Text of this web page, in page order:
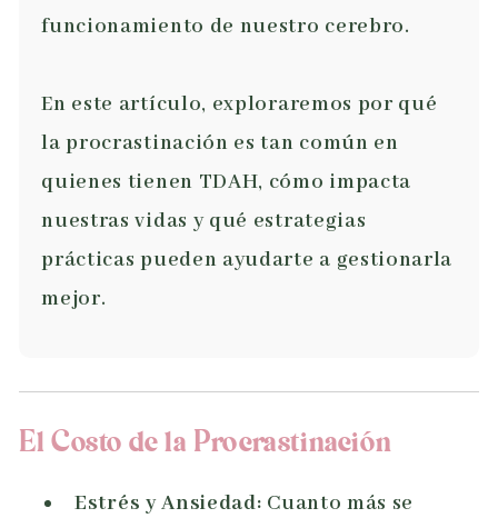
funcionamiento de nuestro cerebro.
En este artículo, exploraremos por qué
la procrastinación es tan común en
quienes tienen TDAH, cómo impacta
nuestras vidas y qué estrategias
prácticas pueden ayudarte a gestionarla
mejor.
El Costo de la Procrastinación
Estrés y Ansiedad: Cuanto más se